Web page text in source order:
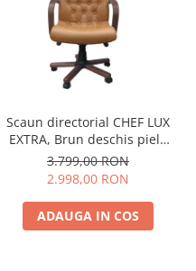
Scaun directorial CHEF LUX
EXTRA, Brun deschis piele
naturala
3.799,00 RON
2.998,00 RON
ADAUGA IN COS